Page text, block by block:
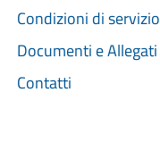
Condizioni di servizio
Documenti e Allegati
Contatti